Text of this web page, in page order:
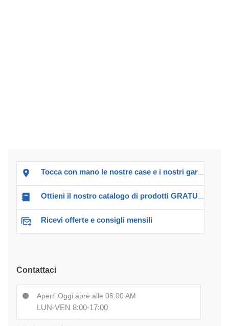
Tocca con mano le nostre case e i nostri garage!
Ottieni il nostro catalogo di prodotti GRATUITO!
Ricevi offerte e consigli mensili
Contattaci
Aperti Oggi apre alle 08:00 AM
LUN-VEN 8:00-17:00